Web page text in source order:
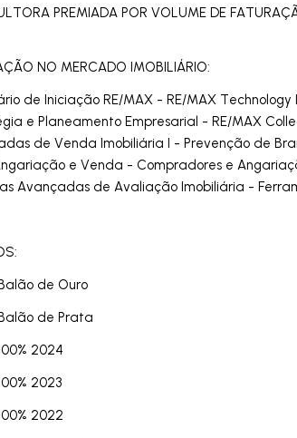
PREMIADA POR VOLUME DE
NO MERCADO IMOBILIÁRIO:
de Iniciação RE/MAX - RE/MAX
e Planeamento Empresarial - RE/MAX
de Venda Imobiliária I - Prevenção de
e Venda - Compradores e
Avançadas de Avaliação Imobiliária -
de Ouro
de Prata
2024
2023
2022